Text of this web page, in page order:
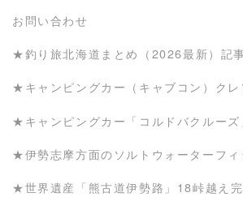
お問い合わせ
★釣り旅北海道まとめ（2026最新）記
★キャンピングカー（キャブコン）ク
★キャンピングカー「コルドバクルー
★伊勢志摩方面のソルトウォーターフィ
★世界遺産「熊古道伊勢路」18峠越え